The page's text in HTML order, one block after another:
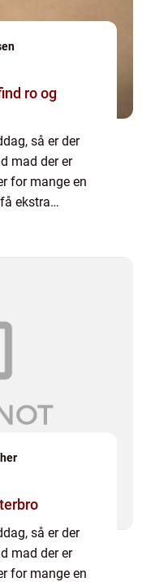
ro og
så er der
mad der er
for mange en
ekstra
så er der
mad der er
for mange en